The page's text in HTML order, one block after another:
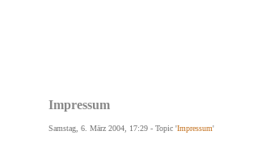
Impressum
Samstag, 6. März 2004, 17:29 - Topic 'Impressum'